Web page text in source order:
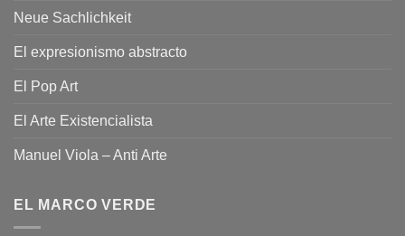
Neue Sachlichkeit
El expresionismo abstracto
El Pop Art
El Arte Existencialista
Manuel Viola – Anti Arte
EL MARCO VERDE